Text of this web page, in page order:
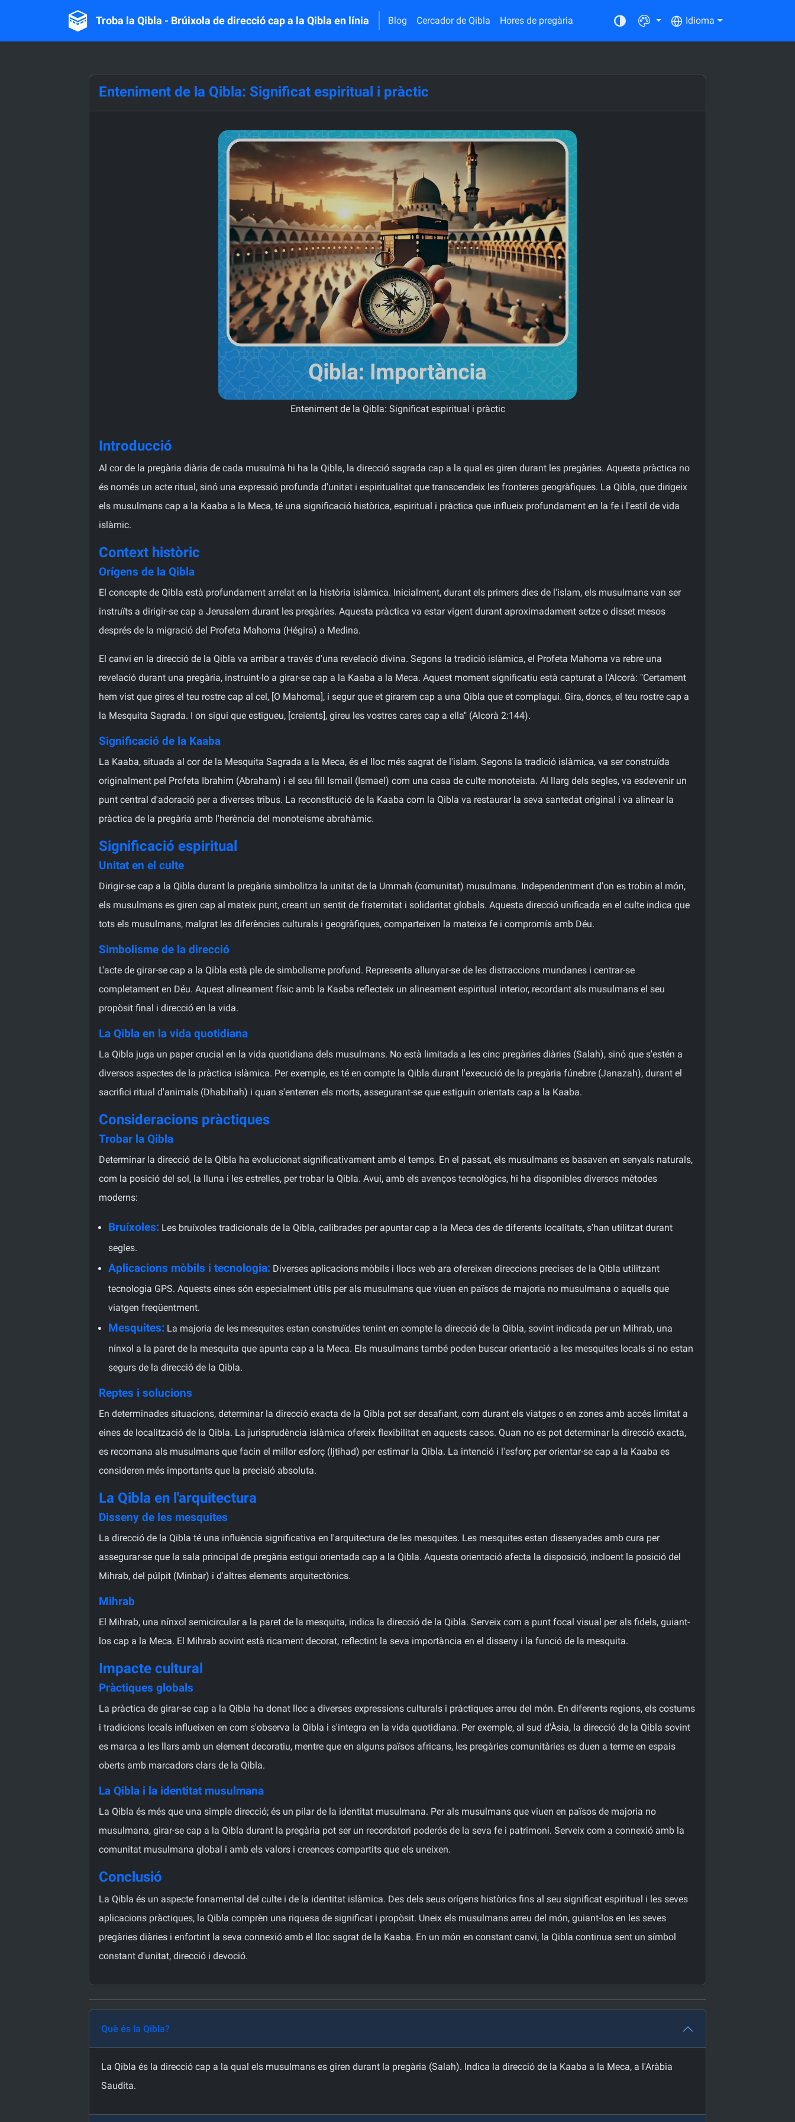
Troba la Qibla - Brúixola de direcció cap a la Qibla en línia Blog Cercador de Qibla Hores de pregària Idioma
Enteniment de la Qibla: Significat espiritual i pràctic
Enteniment de la Qibla: Significat espiritual i pràctic
Introducció
Al cor de la pregària diària de cada musulmà hi ha la Qibla, la direcció sagrada cap a la qual es giren durant les pregàries. Aquesta pràctica no
és només un acte ritual, sinó una expressió profunda d'unitat i espiritualitat que transcendeix les fronteres geogràfiques. La Qibla, que dirigeix
els musulmans cap a la Kaaba a la Meca, té una significació històrica, espiritual i pràctica que influeix profundament en la fe i l'estil de vida
islàmic.
Context històric
Orígens de la Qibla
El concepte de Qibla està profundament arrelat en la història islàmica. Inicialment, durant els primers dies de l'islam, els musulmans van ser
instruïts a dirigir-se cap a Jerusalem durant les pregàries. Aquesta pràctica va estar vigent durant aproximadament setze o disset mesos
després de la migració del Profeta Mahoma (Hégira) a Medina.
El canvi en la direcció de la Qibla va arribar a través d'una revelació divina. Segons la tradició islàmica, el Profeta Mahoma va rebre una
revelació durant una pregària, instruint-lo a girar-se cap a la Kaaba a la Meca. Aquest moment significatiu està capturat a l'Alcorà: "Certament
hem vist que gires el teu rostre cap al cel, [O Mahoma], i segur que et girarem cap a una Qibla que et complagui. Gira, doncs, el teu rostre cap a
la Mesquita Sagrada. I on sigui que estigueu, [creients], gireu les vostres cares cap a ella" (Alcorà 2:144).
Significació de la Kaaba
La Kaaba, situada al cor de la Mesquita Sagrada a la Meca, és el lloc més sagrat de l'islam. Segons la tradició islàmica, va ser construïda
originalment pel Profeta Ibrahim (Abraham) i el seu fill Ismail (Ismael) com una casa de culte monoteista. Al llarg dels segles, va esdevenir un
punt central d'adoració per a diverses tribus. La reconstitució de la Kaaba com la Qibla va restaurar la seva santedat original i va alinear la
pràctica de la pregària amb l'herència del monoteisme abrahàmic.
Significació espiritual
Unitat en el culte
Dirigir-se cap a la Qibla durant la pregària simbolitza la unitat de la Ummah (comunitat) musulmana. Independentment d'on es trobin al món,
els musulmans es giren cap al mateix punt, creant un sentit de fraternitat i solidaritat globals. Aquesta direcció unificada en el culte indica que
tots els musulmans, malgrat les diferències culturals i geogràfiques, comparteixen la mateixa fe i compromís amb Déu.
Simbolisme de la direcció
L'acte de girar-se cap a la Qibla està ple de simbolisme profund. Representa allunyar-se de les distraccions mundanes i centrar-se
completament en Déu. Aquest alineament físic amb la Kaaba reflecteix un alineament espiritual interior, recordant als musulmans el seu
propòsit final i direcció en la vida.
La Qibla en la vida quotidiana
La Qibla juga un paper crucial en la vida quotidiana dels musulmans. No està limitada a les cinc pregàries diàries (Salah), sinó que s'estén a
diversos aspectes de la pràctica islàmica. Per exemple, es té en compte la Qibla durant l'execució de la pregària fúnebre (Janazah), durant el
sacrifici ritual d'animals (Dhabihah) i quan s'enterren els morts, assegurant-se que estiguin orientats cap a la Kaaba.
Consideracions pràctiques
Trobar la Qibla
Determinar la direcció de la Qibla ha evolucionat significativament amb el temps. En el passat, els musulmans es basaven en senyals naturals,
com la posició del sol, la lluna i les estrelles, per trobar la Qibla. Avui, amb els avenços tecnològics, hi ha disponibles diversos mètodes
moderns:
Bruíxoles: Les bruíxoles tradicionals de la Qibla, calibrades per apuntar cap a la Meca des de diferents localitats, s'han utilitzat durant
segles.
Aplicacions mòbils i tecnologia: Diverses aplicacions mòbils i llocs web ara ofereixen direccions precises de la Qibla utilitzant
tecnologia GPS. Aquests eines són especialment útils per als musulmans que viuen en països de majoria no musulmana o aquells que
viatgen freqüentment.
Mesquites: La majoria de les mesquites estan construïdes tenint en compte la direcció de la Qibla, sovint indicada per un Mihrab, una
nínxol a la paret de la mesquita que apunta cap a la Meca. Els musulmans també poden buscar orientació a les mesquites locals si no estan
segurs de la direcció de la Qibla.
Reptes i solucions
En determinades situacions, determinar la direcció exacta de la Qibla pot ser desafiant, com durant els viatges o en zones amb accés limitat a
eines de localització de la Qibla. La jurisprudència islàmica ofereix flexibilitat en aquests casos. Quan no es pot determinar la direcció exacta,
es recomana als musulmans que facin el millor esforç (Ijtihad) per estimar la Qibla. La intenció i l'esforç per orientar-se cap a la Kaaba es
consideren més importants que la precisió absoluta.
La Qibla en l'arquitectura
Disseny de les mesquites
La direcció de la Qibla té una influència significativa en l'arquitectura de les mesquites. Les mesquites estan dissenyades amb cura per
assegurar-se que la sala principal de pregària estigui orientada cap a la Qibla. Aquesta orientació afecta la disposició, incloent la posició del
Mihrab, del púlpit (Minbar) i d'altres elements arquitectònics.
Mihrab
El Mihrab, una nínxol semicircular a la paret de la mesquita, indica la direcció de la Qibla. Serveix com a punt focal visual per als fidels, guiant-
los cap a la Meca. El Mihrab sovint està ricament decorat, reflectint la seva importància en el disseny i la funció de la mesquita.
Impacte cultural
Pràctiques globals
La pràctica de girar-se cap a la Qibla ha donat lloc a diverses expressions culturals i pràctiques arreu del món. En diferents regions, els costums
i tradicions locals influeixen en com s'observa la Qibla i s'integra en la vida quotidiana. Per exemple, al sud d'Àsia, la direcció de la Qibla sovint
es marca a les llars amb un element decoratiu, mentre que en alguns països africans, les pregàries comunitàries es duen a terme en espais
oberts amb marcadors clars de la Qibla.
La Qibla i la identitat musulmana
La Qibla és més que una simple direcció; és un pilar de la identitat musulmana. Per als musulmans que viuen en països de majoria no
musulmana, girar-se cap a la Qibla durant la pregària pot ser un recordatori poderós de la seva fe i patrimoni. Serveix com a connexió amb la
comunitat musulmana global i amb els valors i creences compartits que els uneixen.
Conclusió
La Qibla és un aspecte fonamental del culte i de la identitat islàmica. Des dels seus orígens històrics fins al seu significat espiritual i les seves
aplicacions pràctiques, la Qibla comprèn una riquesa de significat i propòsit. Uneix els musulmans arreu del món, guiant-los en les seves
pregàries diàries i enfortint la seva connexió amb el lloc sagrat de la Kaaba. En un món en constant canvi, la Qibla continua sent un símbol
constant d'unitat, direcció i devoció.
Què és la Qibla?
La Qibla és la direcció cap a la qual els musulmans es giren durant la pregària (Salah). Indica la direcció de la Kaaba a la Meca, a l'Aràbia
Saudita.